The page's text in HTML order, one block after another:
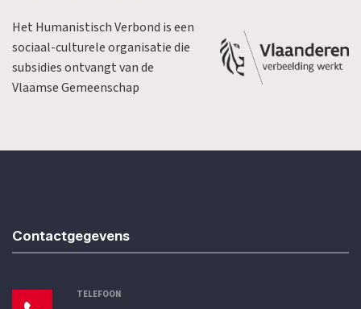
Het Humanistisch Verbond is een
sociaal-culturele organisatie die
subsidies ontvangt van de
Vlaamse Gemeenschap
Contactgegevens
TELEFOON